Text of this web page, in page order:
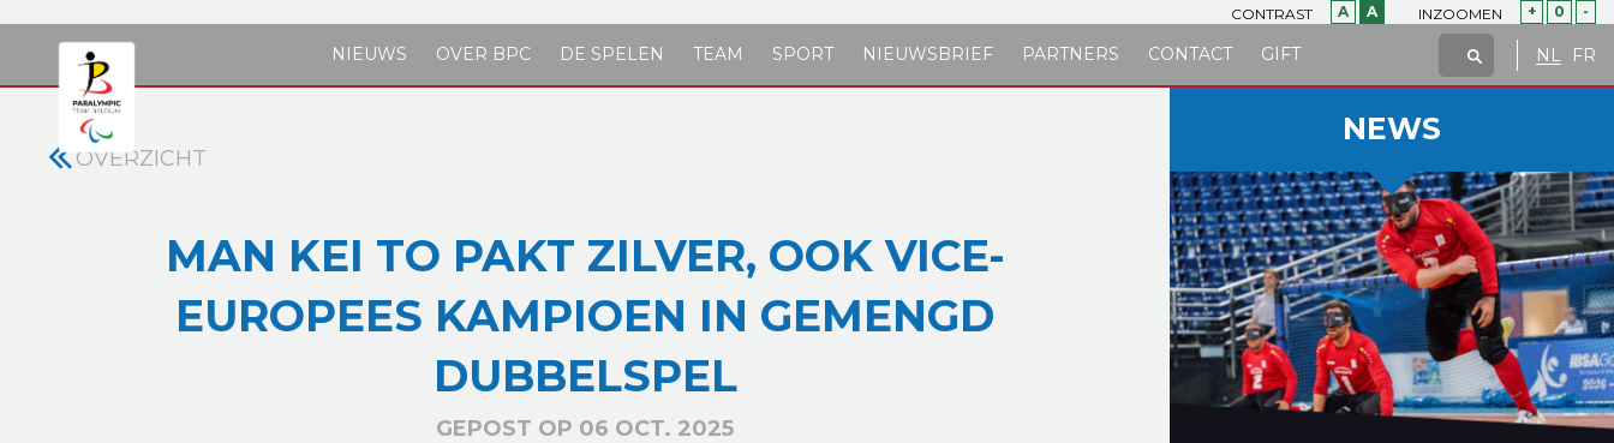
CONTRAST A A INZOOMEN + 0 -
NL FR
NIEUWS OVER BPC DE SPELEN TEAM SPORT NIEUWSBRIEF PARTNERS CONTACT GIFT
OVERZICHT
MAN KEI TO PAKT ZILVER, OOK VICE-
EUROPEES KAMPIOEN IN GEMENGD
DUBBELSPEL
GEPOST OP 06 OCT. 2025
NEWS